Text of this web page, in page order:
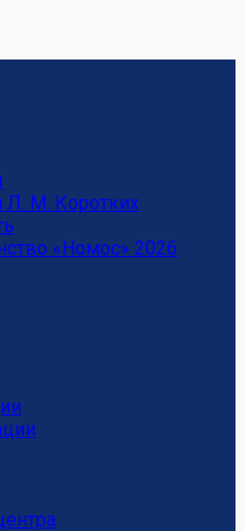
М. Коротких
«Номос» 2026